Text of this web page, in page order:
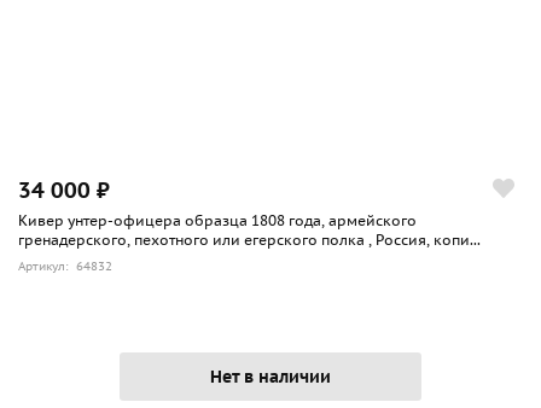
34 000 ₽
Кивер унтер-офицера образца 1808 года, армейского
гренадерского, пехотного или егерского полка , Россия, копи...
Артикул: 64832
Нет в наличии